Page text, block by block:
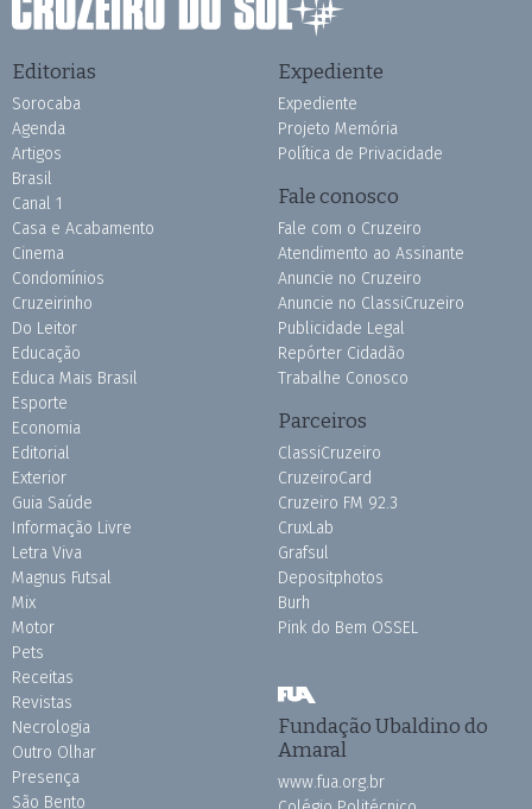
Editorias
Sorocaba
Agenda
Artigos
Brasil
Canal 1
Casa e Acabamento
Cinema
Condomínios
Cruzeirinho
Do Leitor
Educação
Educa Mais Brasil
Esporte
Economia
Editorial
Exterior
Guia Saúde
Informação Livre
Letra Viva
Magnus Futsal
Mix
Motor
Pets
Receitas
Revistas
Necrologia
Outro Olhar
Presença
São Bento
Expediente
Expediente
Projeto Memória
Política de Privacidade
Fale conosco
Fale com o Cruzeiro
Atendimento ao Assinante
Anuncie no Cruzeiro
Anuncie no ClassiCruzeiro
Publicidade Legal
Repórter Cidadão
Trabalhe Conosco
Parceiros
ClassiCruzeiro
CruzeiroCard
Cruzeiro FM 92.3
CruxLab
Grafsul
Depositphotos
Burh
Pink do Bem OSSEL
Fundação Ubaldino do
Amaral
www.fua.org.br